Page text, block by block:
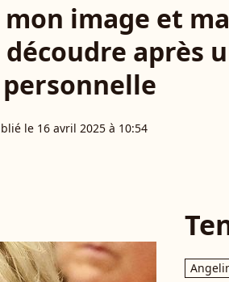
image et
découdre après
personnelle
le 16 avril 2025 à 10:54